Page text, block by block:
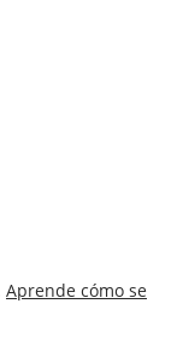
Aprende cómo se